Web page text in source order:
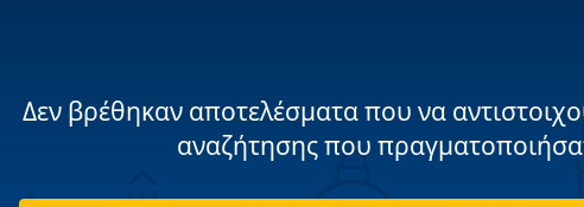
Δεν βρέθηκαν αποτελέσματα που να
αναζήτησης που